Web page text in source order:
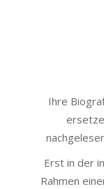
Ihre
Erst in der
Rahmen